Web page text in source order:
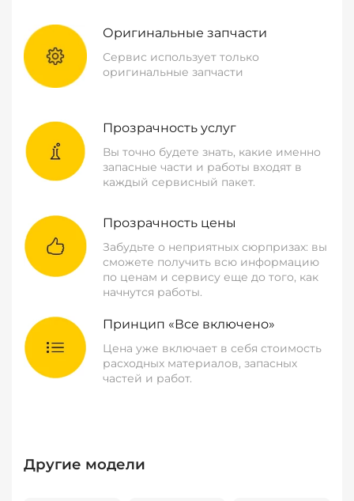
Оригинальные запчасти
Сервис использует только
оригинальные запчасти
Прозрачность услуг
Вы точно будете знать, какие именно
запасные части и работы входят в
каждый сервисный пакет.
Прозрачность цены
Забудьте о неприятных сюрпризах: вы
сможете получить всю информацию
по ценам и сервису еще до того, как
начнутся работы.
Принцип «Все включено»
Цена уже включает в себя стоимость
расходных материалов, запасных
частей и работ.
Другие модели